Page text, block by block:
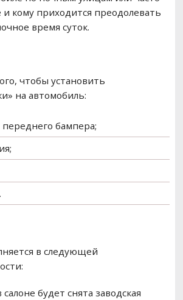
кому приходится преодолевать
время суток.
чтобы установить
на автомобиль:
бампера;
в следующей
салоне будет снята заводская